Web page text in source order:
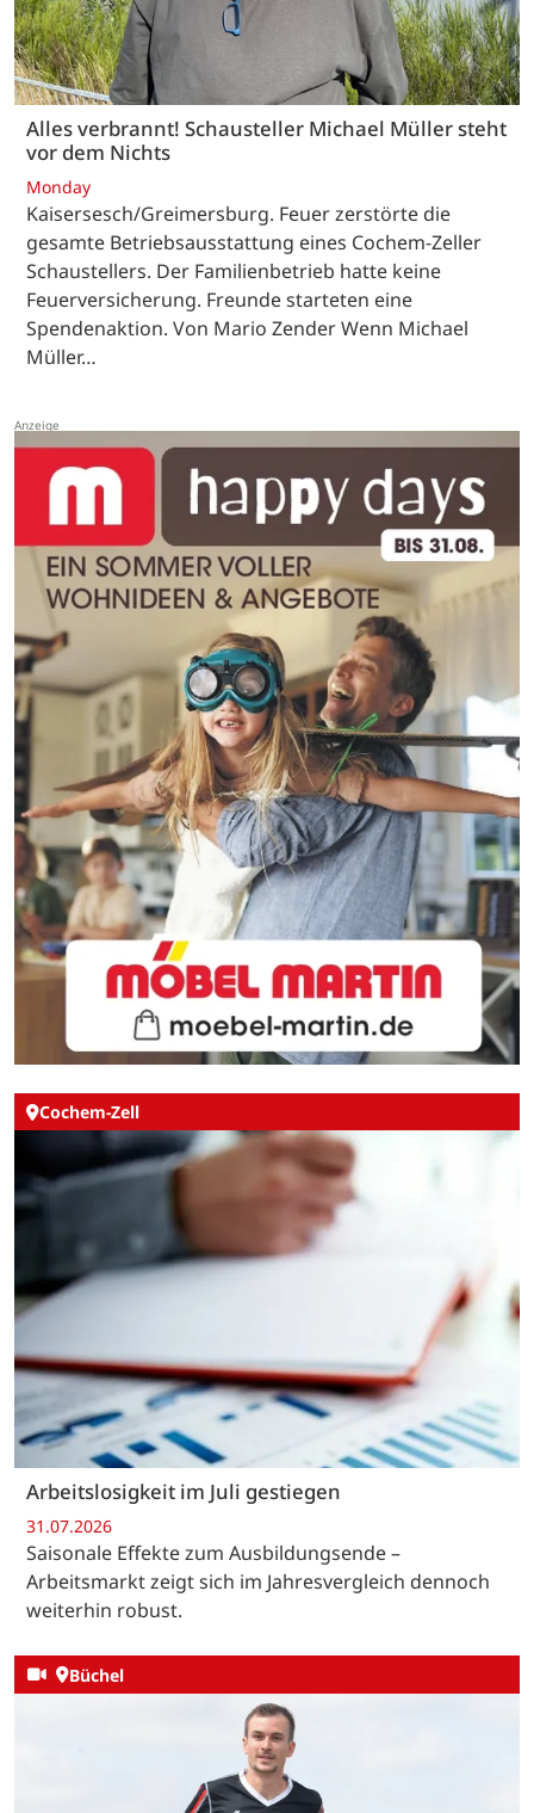
Alles verbrannt! Schausteller Michael Müller steht
vor dem Nichts
Monday
Kaisersesch/Greimersburg. Feuer zerstörte die
gesamte Betriebsausstattung eines Cochem-Zeller
Schaustellers. Der Familienbetrieb hatte keine
Feuerversicherung. Freunde starteten eine
Spendenaktion. Von Mario Zender Wenn Michael
Müller…
Cochem-Zell
Arbeitslosigkeit im Juli gestiegen
31.07.2026
Saisonale Effekte zum Ausbildungsende –
Arbeitsmarkt zeigt sich im Jahresvergleich dennoch
weiterhin robust.
Büchel